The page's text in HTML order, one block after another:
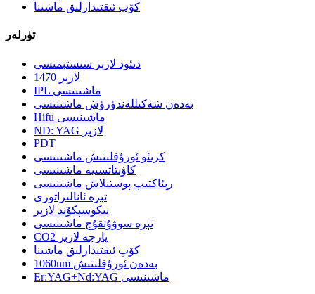
كۆپ ئىقتىدارلىق ماشىنا
تۈرلەر
دىئود لازېر سىستېمىسى
1470 لازېر
IPL ماشىنىسى
بەدەن شەكىللەندۈرۈش ماشىنىسى
Hifu ماشىنىسى
ND: YAG لازېر
PDT
كرىئو ئورۇقلىتىش ماشىنىسى
كاۋىتاتسىيە ماشىنىسى
رېئاكتىپ پوستىلاش ماشىنىسى
تېرە ئانالىزاتورى
پىكوسېكۇند لازېر
تېرە سوۋۇتقۇچ ماشىنىسى
CO2 پارچە لازېر
كۆپ ئىقتىدارلىق ماشىنا
1060nm بەدەن ئورۇقلىتىش
Er:YAG+Nd:YAG ماشىنىسى